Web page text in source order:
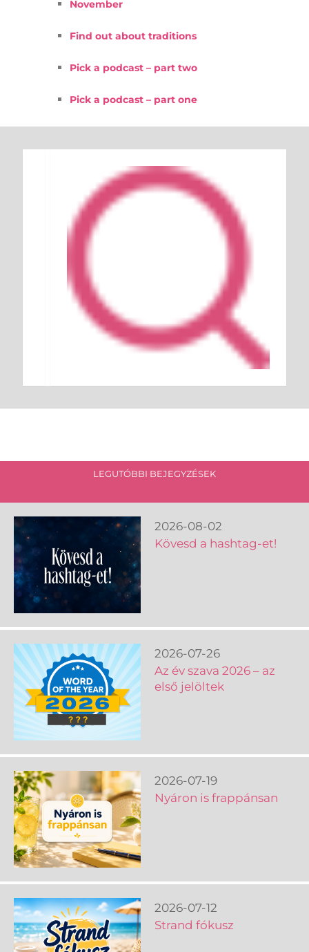
November
Find out about traditions
Pick a podcast – part two
Pick a podcast – part one
LEGUTÓBBI BEJEGYZÉSEK
2026-08-02
Kövesd a hashtag-et!
2026-07-26
Az év szava 2026 – az
első jelöltek
2026-07-19
Nyáron is frappánsan
2026-07-12
Strand fókusz